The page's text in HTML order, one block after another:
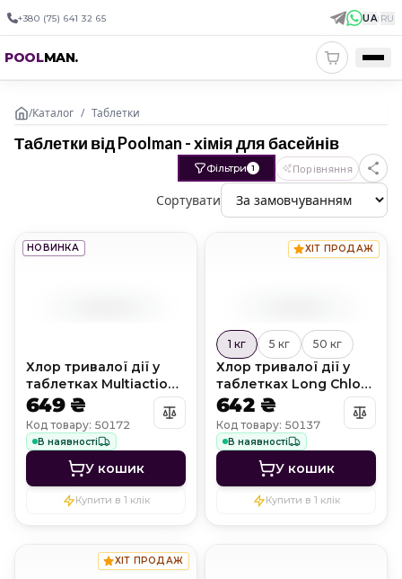
+380 (75) 641 32 65 UA| RU
POOLMAN.
/Каталог / Таблетки
Таблетки від Poolman - хімія для басейнів
Фільтри 1 Порівняння
Сортувати
НОВИНКА
Хлор тривалої дії у
таблетках Multiaction
Chlor T84 3 в 1 (20 г)
649 ₴
Код товару: 50172
В наявності
У кошик
Купити в 1 клік
ХІТ ПРОДАЖ
1 кг 5 кг 50 кг
Хлор тривалої дії у
таблетках Long Chlor
T90
642 ₴
Код товару: 50137
В наявності
У кошик
Купити в 1 клік
ХІТ ПРОДАЖ